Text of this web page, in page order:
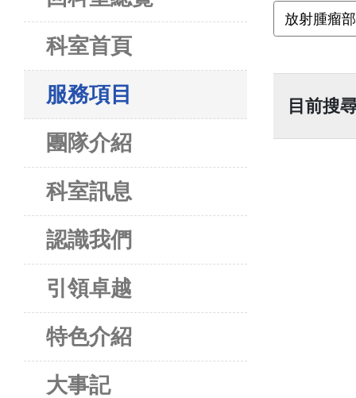
科室首頁
服務項目
團隊介紹
科室訊息
認識我們
引領卓越
特色介紹
大事記
目前搜